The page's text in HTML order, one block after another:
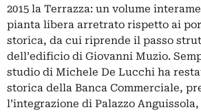
2015 la Terrazza: un volume
pianta libera arretrato rispetto ai
storica, da cui riprende il passo
dell’edificio di Giovanni Muzio.
studio di Michele De Lucchi ha
storica della Banca Commerciale,
l’integrazione di Palazzo